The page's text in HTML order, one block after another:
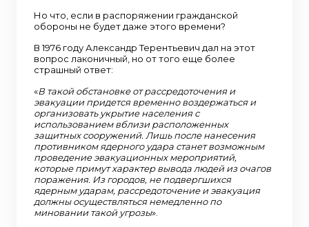
Но что, если в распоряжении гражданской
обороны не будет даже этого времени?
В 1976 году Александр Терентьевич дал на этот
вопрос лаконичный, но от того еще более
страшный ответ:
«В такой обстановке от рассредоточения и
эвакуации придется временно воздержаться и
организовать укрытие населения с
использованием вблизи расположенных
защитных сооружений. Лишь после нанесения
противником ядерного удара станет возможным
проведение эвакуационных мероприятий,
которые примут характер вывода людей из очагов
поражения. Из городов, не подвергшихся
ядерным ударам, рассредоточение и эвакуация
должны осуществляться немедленно по
миновании такой угрозы».